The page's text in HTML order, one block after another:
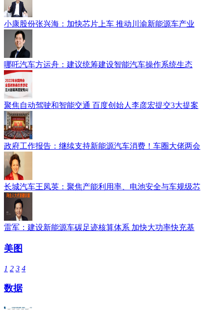
小康股份张兴海：加快芯片上车 推动川渝新能源车产业
哪吒汽车方运舟：建议统筹建设智能汽车操作系统生态
聚焦自动驾驶和智能交通 百度创始人李彦宏提交3大提案
政府工作报告：继续支持新能源汽车消费！车圈大佬两会
长城汽车王凤英：聚焦产能利用率、电池安全与车规级芯
雷军：建设新能源车碳足迹核算体系 加快大功率快充基
美图
1 2 3 4
数据